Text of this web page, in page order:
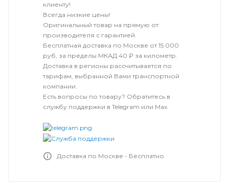
клиенту!
Всегда низкие цены!
Оригинальный товар на прямую от
производителя с гарантией.
Бесплатная доставка по Москве от 15 000
руб, за пределы МКАД 40 ₽ за километр.
Доставка в регионы рассчитывается по
тарифам, выбранной Вами транспортной
компании.
Есть вопросы по товару? Обратитесь в
службу поддержки в Telegram или Max.
Доставка по Москве - Бесплатно